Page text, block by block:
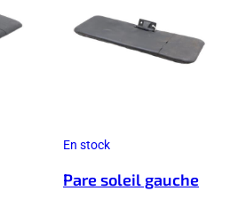
En stock
Pare soleil gauche